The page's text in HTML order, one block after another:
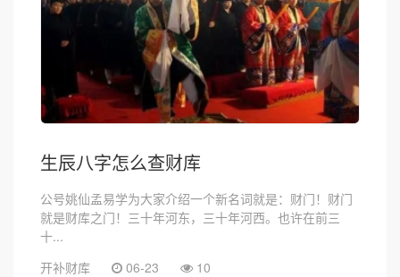
生辰八字怎么查财库
公号姚仙孟易学为大家介绍一个新名词就是：财门！财门
就是财库之门！三十年河东，三十年河西。也许在前三
十...
开补财库
06-23 10